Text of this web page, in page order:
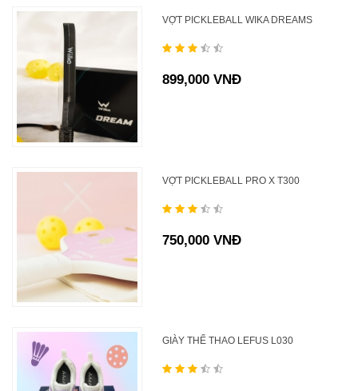
VỢT PICKLEBALL WIKA DREAMS
899,000 VNĐ
VỢT PICKLEBALL PRO X T300
750,000 VNĐ
GIÀY THỂ THAO LEFUS L030